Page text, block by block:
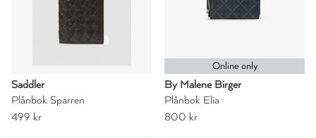
Saddler
Plånbok Sparren
499 kr
Online only
By Malene Birger
Plånbok Elia
800 kr